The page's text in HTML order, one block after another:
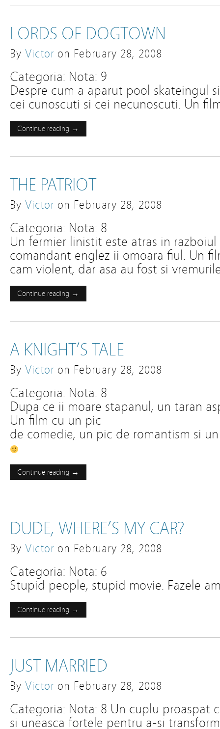
LORDS OF DOGTOWN
By Victor on February 28, 2008
Categoria: Nota: 9
Despre cum a aparut pool skateingul
cei cunoscuti si cei necunoscuti. Un
Continue reading →
THE PATRIOT
By Victor on February 28, 2008
Categoria: Nota: 8
Un fermier linistit este atras in
comandant englez ii omoara fiul. Un
cam violent, dar asa au fost si
Continue reading →
A KNIGHT’S TALE
By Victor on February 28, 2008
Categoria: Nota: 8
Dupa ce ii moare stapanul, un taran
Un film cu un pic
de comedie, un pic de romantism si
Continue reading →
DUDE, WHERE’S MY CAR?
By Victor on February 28, 2008
Categoria: Nota: 6
Stupid people, stupid movie. Fazele
Continue reading →
JUST MARRIED
By Victor on February 28, 2008
Categoria: Nota: 8 Un cuplu proaspat
si uneasca fortele pentru a-si